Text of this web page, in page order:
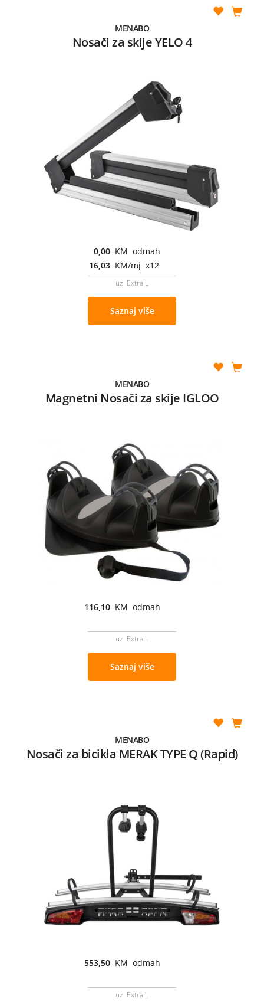
MENABO
Nosači za skije YELO 4
0,00 KM odmah
16,03 KM/mj x12
uz Extra L
Saznaj više
MENABO
Magnetni Nosači za skije IGLOO
116,10 KM odmah
uz Extra L
Saznaj više
MENABO
Nosači za bicikla MERAK TYPE Q (Rapid)
553,50 KM odmah
uz Extra L